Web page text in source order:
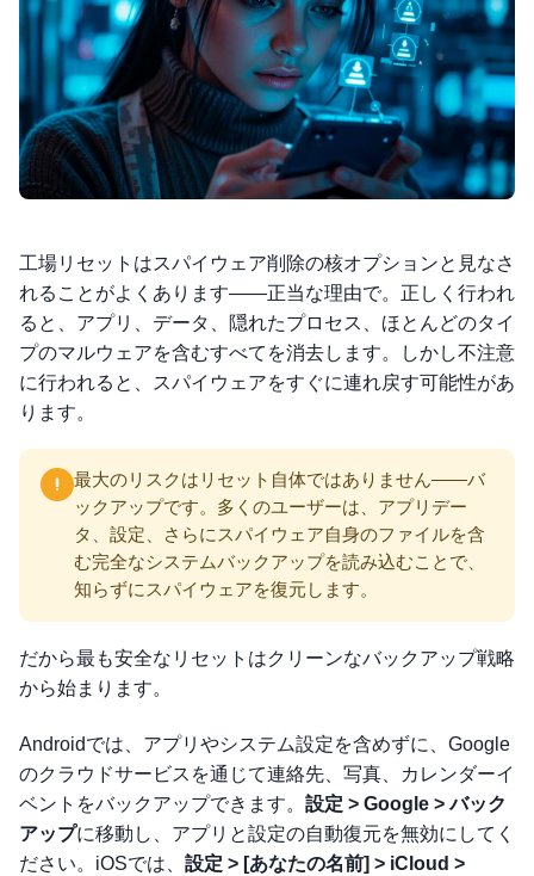
工場リセットはスパイウェア削除の核オプションと見なさ
れることがよくあります——正当な理由で。正しく行われ
ると、アプリ、データ、隠れたプロセス、ほとんどのタイ
プのマルウェアを含むすべてを消去します。しかし不注意
に行われると、スパイウェアをすぐに連れ戻す可能性があ
ります。
最大のリスクはリセット自体ではありません——バ
ックアップです。多くのユーザーは、アプリデー
タ、設定、さらにスパイウェア自身のファイルを含
む完全なシステムバックアップを読み込むことで、
知らずにスパイウェアを復元します。
だから最も安全なリセットはクリーンなバックアップ戦略
から始まります。
Androidでは、アプリやシステム設定を含めずに、Google
のクラウドサービスを通じて連絡先、写真、カレンダーイ
ベントをバックアップできます。 設定 > Google > バック
アップに移動し、アプリと設定の自動復元を無効にしてく
ださい。iOSでは、 設定 > [あなたの名前] > iCloud >